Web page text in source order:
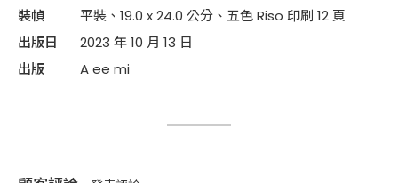
裝幀
平裝、19.0 x 24.0 公分、五色 Riso 印刷 12 頁
出版日
2023 年 10 月 13 日
出版
A ee mi